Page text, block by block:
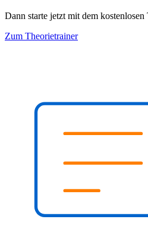
Dann starte jetzt mit dem
Zum Theorietrainer